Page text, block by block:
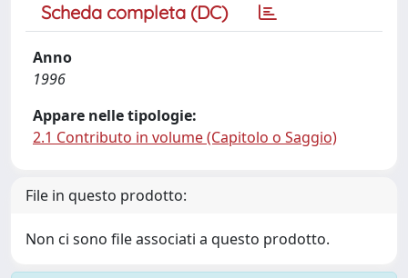
Scheda completa (DC)
Anno
1996
Appare nelle tipologie:
2.1 Contributo in volume (Capitolo o Saggio)
File in questo prodotto:
Non ci sono file associati a questo prodotto.